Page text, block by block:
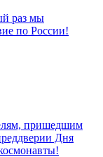
раз мы
по России!
пришедшим
Дня